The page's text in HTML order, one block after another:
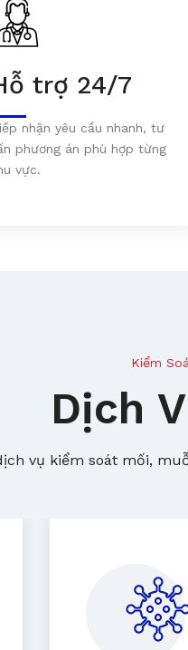
trợ 24/7
nhận yêu cầu nhanh, tư
phương án phù hợp từng
vực.
Kiểm
Dịch
vụ kiểm soát mối,